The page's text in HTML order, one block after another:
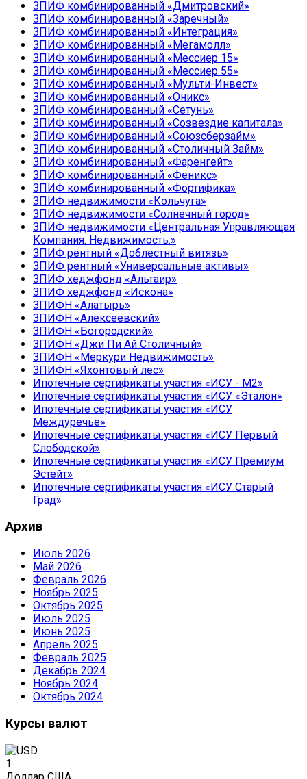
ЗПИФ комбинированный «Дмитровский»
ЗПИФ комбинированный «Заречный»
ЗПИФ комбинированный «Интеграция»
ЗПИФ комбинированный «Мегамолл»
ЗПИФ комбинированный «Мессиер 15»
ЗПИФ комбинированный «Мессиер 55»
ЗПИФ комбинированный «Мульти-Инвест»
ЗПИФ комбинированный «Оникс»
ЗПИФ комбинированный «Сетунь»
ЗПИФ комбинированный «Созвездие капитала»
ЗПИФ комбинированный «Союзсберзайм»
ЗПИФ комбинированный «Столичный Займ»
ЗПИФ комбинированный «Фаренгейт»
ЗПИФ комбинированный «Феникс»
ЗПИФ комбинированный «Фортифика»
ЗПИФ недвижимости «Кольчуга»
ЗПИФ недвижимости «Солнечный город»
ЗПИФ недвижимости «Центральная Управляющая
Компания. Недвижимость.»
ЗПИФ рентный «Доблестный витязь»
ЗПИФ рентный «Универсальные активы»
ЗПИФ хеджфонд «Альтаир»
ЗПИФ хеджфонд «Искона»
ЗПИФН «Алатырь»
ЗПИФН «Алексеевский»
ЗПИФН «Богородский»
ЗПИФН «Джи Пи Ай Столичный»
ЗПИФН «Меркури Недвижимость»
ЗПИФН «Яхонтовый лес»
Ипотечные сертификаты участия «ИСУ - М2»
Ипотечные сертификаты участия «ИСУ «Эталон»
Ипотечные сертификаты участия «ИСУ
Междуречье»
Ипотечные сертификаты участия «ИСУ Первый
Слободской»
Ипотечные сертификаты участия «ИСУ Премиум
Эстейт»
Ипотечные сертификаты участия «ИСУ Старый
Град»
Архив
Июль 2026
Май 2026
Февраль 2026
Ноябрь 2025
Октябрь 2025
Июль 2025
Июнь 2025
Апрель 2025
Февраль 2025
Декабрь 2024
Ноябрь 2024
Октябрь 2024
Курсы валют
1
Доллар США